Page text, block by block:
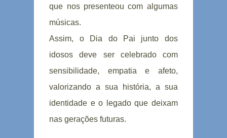
que nos presenteou com algumas
músicas.
Assim, o Dia do Pai junto dos
idosos deve ser celebrado com
sensibilidade, empatia e afeto,
valorizando a sua história, a sua
identidade e o legado que deixam
nas gerações futuras.